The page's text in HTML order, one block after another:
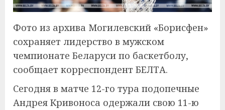
Фото из архива Могилевский «Борисфен»
сохраняет лидерство в мужском
чемпионате Беларуси по баскетболу,
сообщает корреспондент БЕЛТА.
Сегодня в матче 12-го тура подопечные
Андрея Кривоноса одержали свою 11-ю